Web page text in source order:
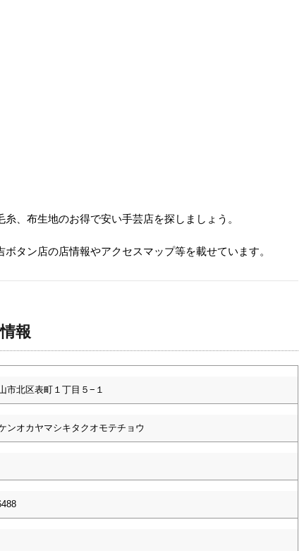
、布生地のお得で安い手芸店を探しましょう。
タン店の店情報やアクセスマップ等を載せています。
報
市北区表町１丁目５−１
ンオカヤマシキタクオモテチョウ